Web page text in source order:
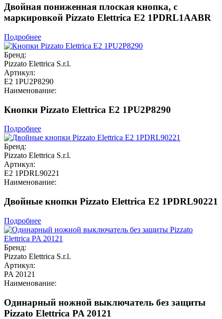
Двойная пониженная плоская кнопка, c
маркировкой Pizzato Elettrica E2 1PDRL1AABR
Подробнее
Бренд:
Pizzato Elettrica S.r.l.
Артикул:
E2 1PU2P8290
Наименование:
Кнопки Pizzato Elettrica E2 1PU2P8290
Подробнее
Бренд:
Pizzato Elettrica S.r.l.
Артикул:
E2 1PDRL90221
Наименование:
Двойные кнопки Pizzato Elettrica E2 1PDRL90221
Подробнее
Бренд:
Pizzato Elettrica S.r.l.
Артикул:
PA 20121
Наименование:
Одинарный ножной выключатель без защиты
Pizzato Elettrica PA 20121